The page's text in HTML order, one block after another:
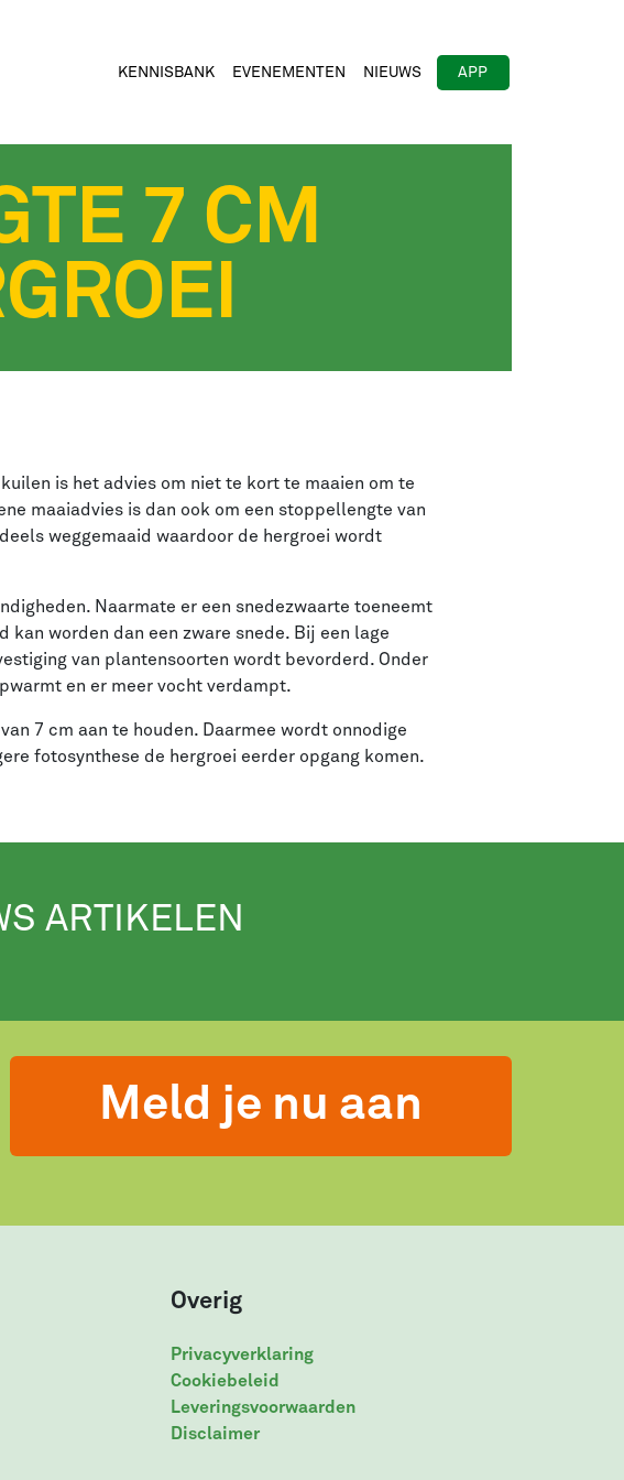
KENNISBANK EVENEMENTEN NIEUWS APP
7 CM
is het advies om niet te kort te maaien om te
maaiadvies is dan ook om een stoppellengte van
weggemaaid waardoor de hergroei wordt
Naarmate er een snedezwaarte toeneemt
worden dan een zware snede. Bij een lage
van plantensoorten wordt bevorderd. Onder
en er meer vocht verdampt.
7 cm aan te houden. Daarmee wordt onnodige
fotosynthese de hergroei eerder opgang komen.
ARTIKELEN
Meld je nu aan
Overig
Privacyverklaring
Cookiebeleid
Leveringsvoorwaarden
Disclaimer